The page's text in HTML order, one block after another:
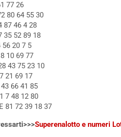
77 26
80 64 55 30
87 46 4 28
35 52 89 18
56 20 7 5
10 69 77
43 75 23 10
21 69 17
66 41 85
7 48 12 80
81 72 39 18 37
Superenalotto e numeri